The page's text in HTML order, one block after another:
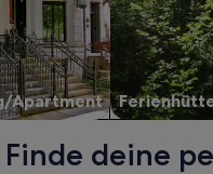
Apartment
deine